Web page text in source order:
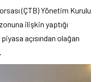
(ÇTB) Yönetim Kurulu
ilişkin yaptığı
açısından olağan